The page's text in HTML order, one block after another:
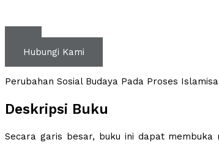
Hubungi Kami
Perubahan Sosial Budaya Pada Proses
Deskripsi Buku
Secara garis besar, buku ini dapat